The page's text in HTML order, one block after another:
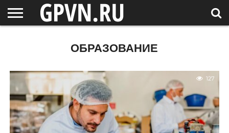
СПЕЦПРОЕКТЫ
ФОТОРЕПОРТАЖИОБРАЗОВАНИЕ
127